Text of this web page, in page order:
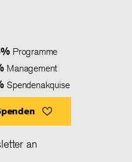
Programme
Management
Spendenakquise
an